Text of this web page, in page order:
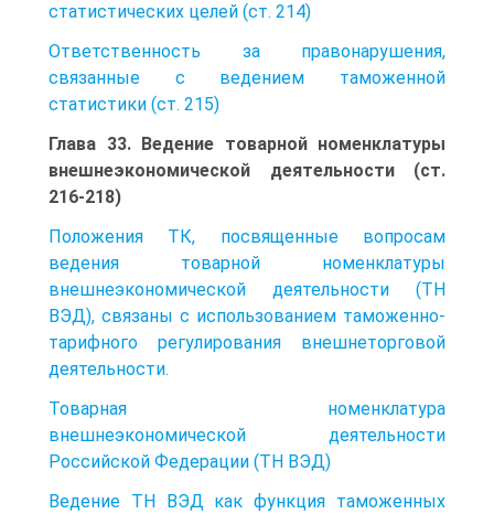
статистических целей (ст. 214)
Ответственность за правонарушения,
связанные с ведением таможенной
статистики (ст. 215)
Глава 33. Ведение товарной номенклатуры
внешнеэкономической деятельности (ст.
216-218)
Положения ТК, посвященные вопросам
ведения товарной номенклатуры
внешнеэкономической деятельности (ТН
ВЭД), связаны с использованием таможенно-
тарифного регулирования внешнеторговой
деятельности.
Товарная номенклатура
внешнеэкономической деятельности
Российской Федерации (ТН ВЭД)
Ведение ТН ВЭД как функция таможенных